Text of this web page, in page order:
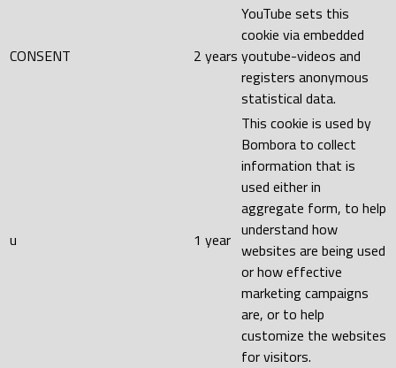
CONSENT 2 years
YouTube sets this
cookie via embedded
youtube-videos and
registers anonymous
statistical data.
u 1 year
This cookie is used by
Bombora to collect
information that is
used either in
aggregate form, to help
understand how
websites are being used
or how effective
marketing campaigns
are, or to help
customize the websites
for visitors.